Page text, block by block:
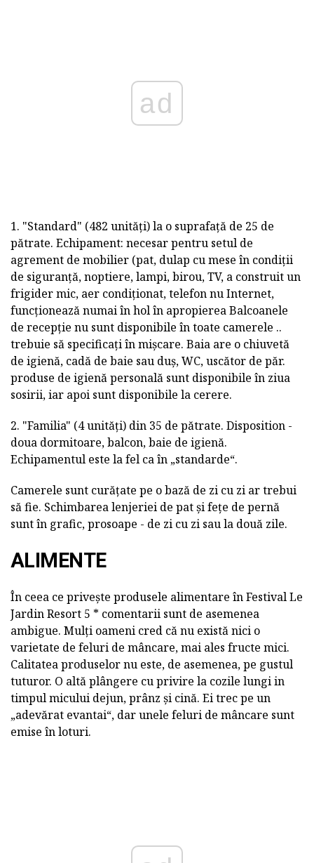
ad
1. "Standard" (482 unități) la o suprafață de 25 de
pătrate. Echipament: necesar pentru setul de
agrement de mobilier (pat, dulap cu mese în condiții
de siguranță, noptiere, lampi, birou, TV, a construit un
frigider mic, aer condiționat, telefon nu Internet,
funcționează numai în hol în apropierea Balcoanele
de recepție nu sunt disponibile în toate camerele ..
trebuie să specificați în mișcare. Baia are o chiuvetă
de igienă, cadă de baie sau duș, WC, uscător de păr.
produse de igienă personală sunt disponibile în ziua
sosirii, iar apoi sunt disponibile la cerere.
2. "Familia" (4 unități) din 35 de pătrate. Disposition -
doua dormitoare, balcon, baie de igienă.
Echipamentul este la fel ca în „standarde“.
Camerele sunt curățate pe o bază de zi cu zi ar trebui
să fie. Schimbarea lenjeriei de pat și fețe de pernă
sunt în grafic, prosoape - de zi cu zi sau la două zile.
ALIMENTE
În ceea ce privește produsele alimentare în Festival Le
Jardin Resort 5 * comentarii sunt de asemenea
ambigue. Mulți oameni cred că nu există nici o
varietate de feluri de mâncare, mai ales fructe mici.
Calitatea produselor nu este, de asemenea, pe gustul
tuturor. O altă plângere cu privire la cozile lungi in
timpul micului dejun, prânz și cină. Ei trec pe un
„adevărat evantai“, dar unele feluri de mâncare sunt
emise în loturi.